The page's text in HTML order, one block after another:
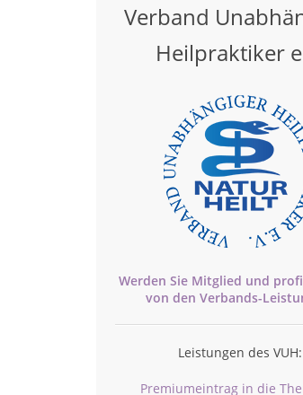
Verband
Heilpraktiker
Werden Sie Mitglied und
von den Verbands-
Leistungen des VUH:
Premiumeintrag in die